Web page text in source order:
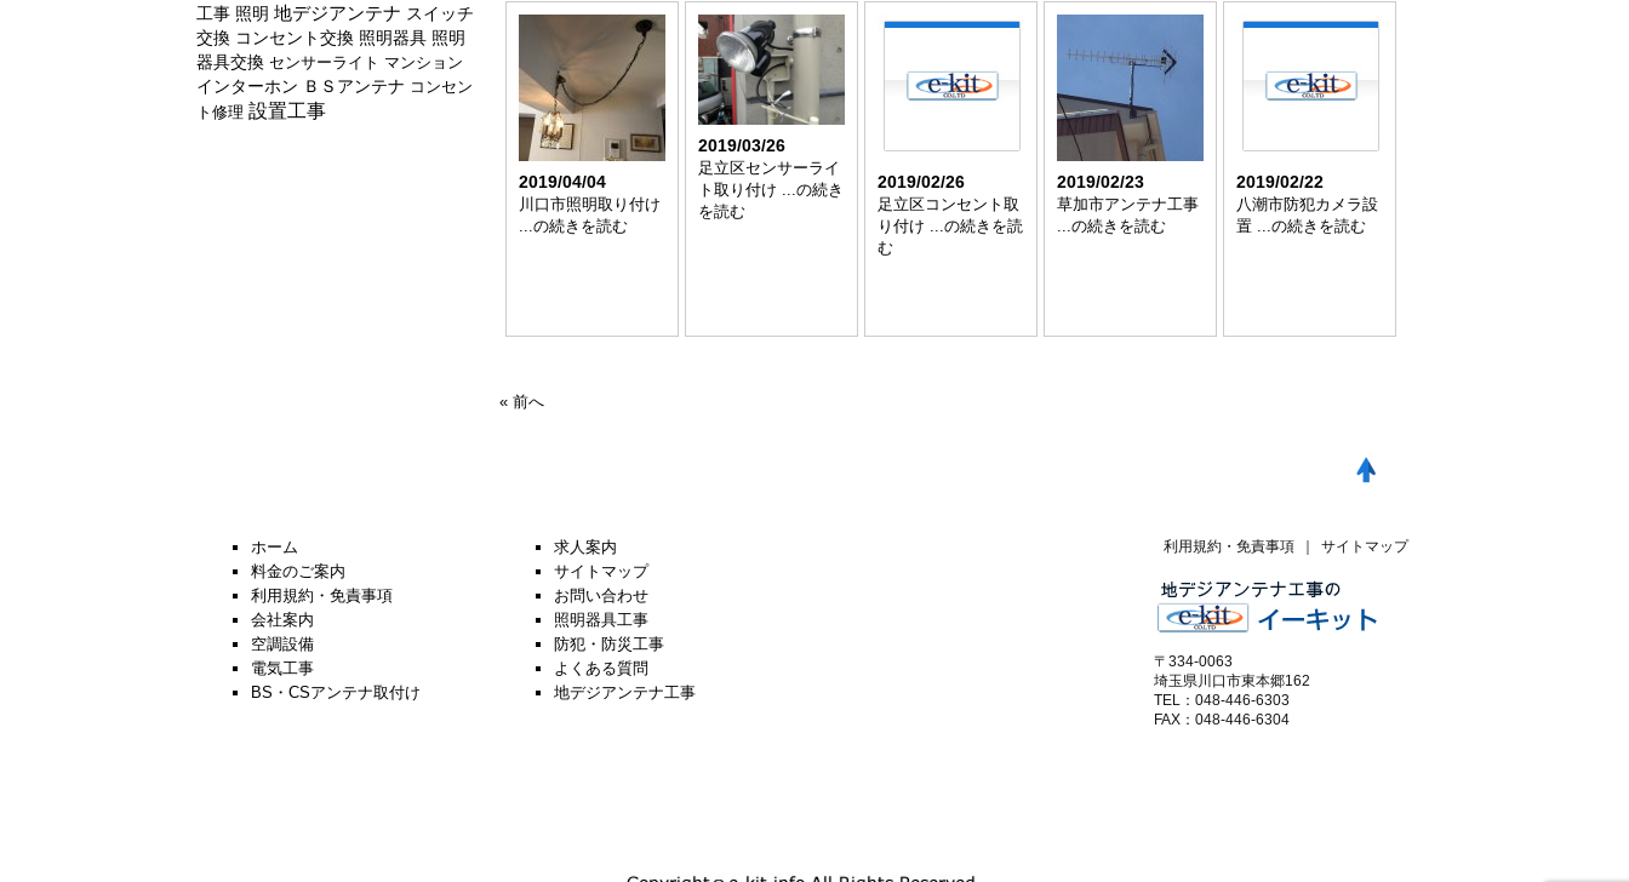
2019/04/04
川口市照明取り付け
...の続きを読む
2019/03/26
足立区センサーライ
ト取り付け ...の続き
を読む
2019/02/26
足立区コンセント取
り付け ...の続きを読
む
2019/02/23
草加市アンテナ工事
...の続きを読む
2019/02/22
八潮市防犯カメラ設
置 ...の続きを読む
« 前へ
工事 照明 地デジアンテナ スイッチ
交換 コンセント交換 照明器具 照明
器具交換 センサーライト マンション
インターホン ＢＳアンテナ コンセン
ト修理 設置工事
ホーム
求人案内
料金のご案内
サイトマップ
利用規約・免責事項
お問い合わせ
会社案内
照明器具工事
空調設備
防犯・防災工事
電気工事
よくある質問
BS・CSアンテナ取付け
地デジアンテナ工事
サイトマップ
利用規約・免責事項
〒334-0063
埼玉県川口市東本郷162
TEL：048-446-6303
FAX：048-446-6304